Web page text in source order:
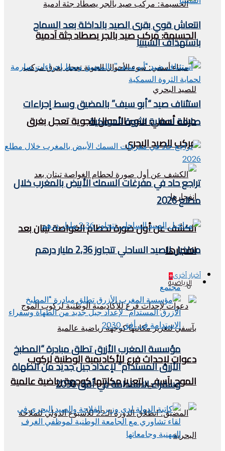
الحسيمة: مركب صيد بالجر يصطاد جثة آدمية
ميناء أسفي: سوء الأحوال الجوية تعجل بغرق
مركب للصيد البحري
الكشف عن أول صورة لحطام الغواصة تيتان بعد
انفجارها
الرياضية
دعوات لإحداث فرع للأكاديمية الوطنية لركوب
الموج بآسفي لتعزيز مكانتها كوجهة رياضية عالمية
انتعاش قوي بقرى الصيد بالداخلة بعد السماح
باستهداف السيبيا
استئناف صيد “أبو سيف” بالمضيق وسط إجراءات
صارمة لحماية الثروة السمكية
تراجع حاد في مفرغات السمك الأبيض بالمغرب خلال
مطلع 2026
مداخيل الصيد الساحلي تتجاوز 2,36 مليار درهم
أخبار أخرى+
مجتمع
مؤسسة المغرب الأزرق تطلق مبادرة “المطبخ
الأزرق المستدام” لإعداد جيل جديد من الطهاة
وسفراء الاستدامة في أفق 2030